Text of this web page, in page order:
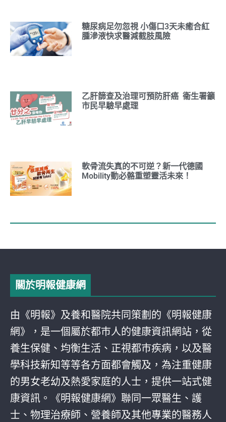
糖尿病足勿忽視 小傷口3天未癒合紅
腫滲液快求醫減截肢風險
乙肝篩查及治理可預防肝癌 衞生署籲
市民早驗早處理
軟骨流失真的不可逆？新一代德國
Mobility動必骼重塑靈活未來！
關於明報健康網
由《明報》及養和醫院共同策劃的《明報健康
網》，是一個屬於都巿人的健康資訊網站，從
養生保健、均衡生活、正視都巿疾病，以及醫
學科技新知等等各方面都會觸及，為注重健康
的男女老幼及熱愛家庭的人士，提供一站式健
康資訊。《明報健康網》聯同一眾醫生、護
士、物理治療師、營養師及其他專業的醫務人